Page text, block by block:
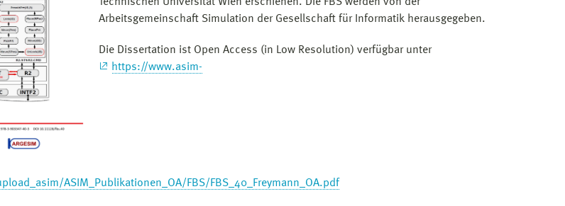
Arbeitsgemeinschaft Simulation der Gesellschaft für Informatik herausgegeben.
Die Dissertation ist Open Access (in Low Resolution) verfügbar unter
https://www.asim-
ASIM_Publikationen_OA/FBS/FBS_40_Freymann_OA.pdf